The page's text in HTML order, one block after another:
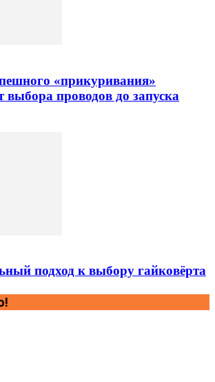
«прикуривания»
выбора проводов до запуска
подход к выбору гайковёрта